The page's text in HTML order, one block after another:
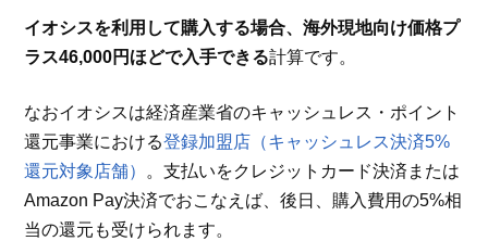
イオシスを利用して購入する場合、海外現地向け価格プ
ラス46,000円ほどで入手できる計算です。
なおイオシスは経済産業省のキャッシュレス・ポイント
還元事業における登録加盟店（キャッシュレス決済5%
還元対象店舗） 。支払いをクレジットカード決済または
Amazon Pay決済でおこなえば、後日、購入費用の5%相
当の還元も受けられます。